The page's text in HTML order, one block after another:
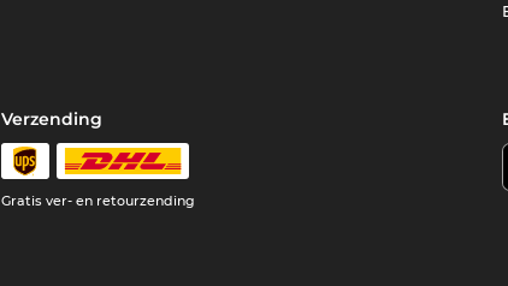
Verzending
Gratis ver- en retourzending